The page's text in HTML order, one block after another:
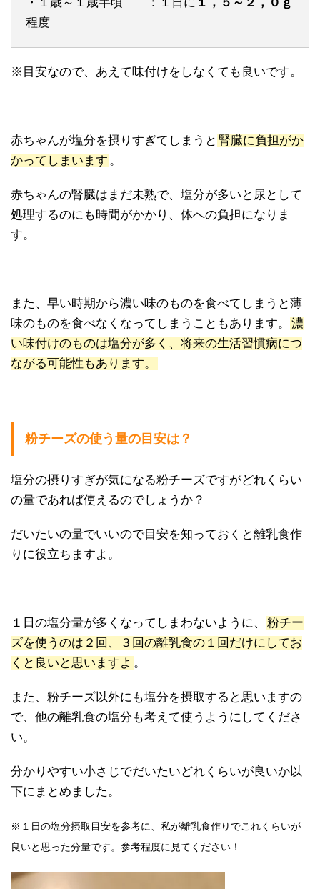
程度
※目安なので、あえて味付けをしなくても良いです。
赤ちゃんが塩分を摂りすぎてしまうと 腎臓に負担がか
かってしまいます 。
赤ちゃんの腎臓はまだ未熟で、塩分が多いと尿として
処理するのにも時間がかかり、体への負担になりま
す。
また、早い時期から濃い味のものを食べてしまうと薄
味のものを食べなくなってしまうこともあります。
濃
い味付けのものは塩分が多く、将来の生活習慣病につ
ながる可能性もあります。
粉チーズの使う量の目安は？
塩分の摂りすぎが気になる粉チーズですがどれくらい
の量であれば使えるのでしょうか？
だいたいの量でいいので目安を知っておくと離乳食作
りに役立ちますよ。
１日の塩分量が多くなってしまわないように、
粉チー
ズを使うのは２回、３回の離乳食の１回だけにしてお
くと良いと思いますよ 。
また、粉チーズ以外にも塩分を摂取すると思いますの
で、他の離乳食の塩分も考えて使うようにしてくださ
い。
分かりやすい小さじでだいたいどれくらいが良いか以
下にまとめました。
※１日の塩分摂取目安を参考に、私が離乳食作りでこれくらいが
良いと思った分量です。参考程度に見てください！